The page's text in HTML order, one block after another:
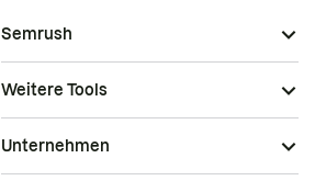
Semrush
Weitere Tools
Unternehmen